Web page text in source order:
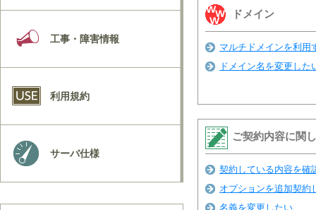
ドメイン
マルチドメインを利用
ドメイン名を変更した
ご契約内容に関
契約している内容を確
オプションを追加契約
名義を変更したい
工事・障害情報
利用規約
サーバ仕様